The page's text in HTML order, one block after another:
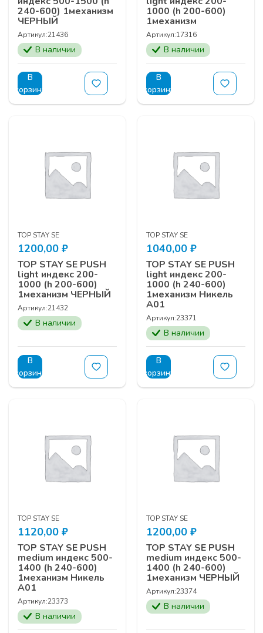
240-600) 1механизм
ЧЕРНЫЙ
Артикул:21436
В наличии
В
корзину
1000 (h 200-600)
1механизм
Артикул:17316
В наличии
В
корзину
TOP STAY SE
1200,00 ₽
TOP STAY SE PUSH
light индекс 200-
1000 (h 200-600)
1механизм ЧЕРНЫЙ
Артикул:21432
В наличии
В
корзину
TOP STAY SE
1040,00 ₽
TOP STAY SE PUSH
light индекс 200-
1000 (h 240-600)
1механизм Никель
А01
Артикул:23371
В наличии
В
корзину
TOP STAY SE
1120,00 ₽
TOP STAY SE PUSH
medium индекс 500-
1400 (h 240-600)
1механизм Никель
А01
Артикул:23373
В наличии
TOP STAY SE
1200,00 ₽
TOP STAY SE PUSH
medium индекс 500-
1400 (h 240-600)
1механизм ЧЕРНЫЙ
Артикул:23374
В наличии